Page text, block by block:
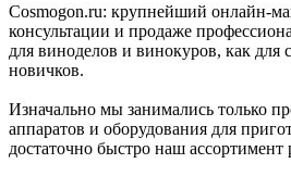
Cosmogon.ru: крупнейший онлайн-
консультации и продаже
для виноделов и винокуров, как для
новичков.
Изначально мы занимались только
аппаратов и оборудования для
достаточно быстро наш ассортимент